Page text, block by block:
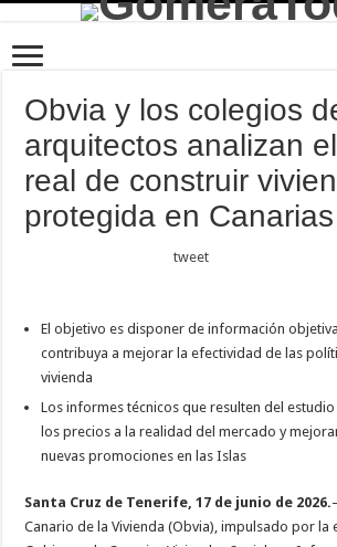
Obvia y los colegios
arquitectos analizan
real de construir
protegida en Canarias
tweet
El objetivo es disponer de información
contribuya a mejorar la efectividad de las
vivienda
Los informes técnicos que resulten del
los precios a la realidad del mercado y
nuevas promociones en las Islas
Santa Cruz de Tenerife, 17 de junio de 2026.
Canario de la Vivienda (Obvia), impulsado por la
Necesarias